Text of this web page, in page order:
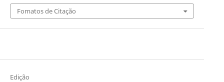
Fomatos de Citação
Edição